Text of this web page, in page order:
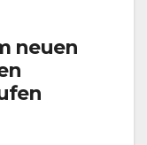
neuen